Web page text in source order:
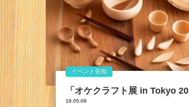
イベント告知
「オケクラフト展 in Tokyo
18.05.09